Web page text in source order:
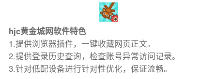
hjc黄金城网软件特色
1.提供浏览器插件，一键收藏网页正文。
2.提供登录历史查询，检查账号异常访问记录。
3.针对低配设备进行针对性优化，保证流畅。